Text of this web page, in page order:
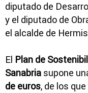
diputado de
y el diputado de
el alcalde de
El Plan de
Sanabria supone
de euros, de los